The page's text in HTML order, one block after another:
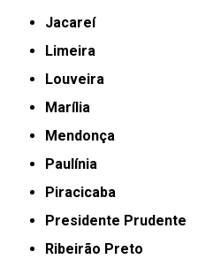
Jacareí
Limeira
Louveira
Marília
Mendonça
Paulínia
Piracicaba
Presidente Prudente
Ribeirão Preto